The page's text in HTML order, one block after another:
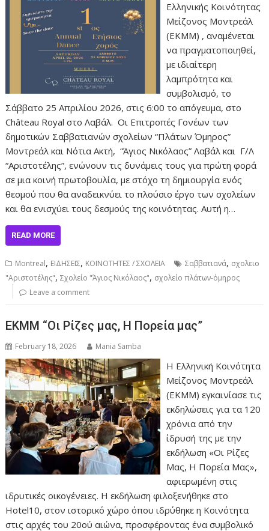
Ελληνικής Κοινότητας
Μείζονος Μοντρεάλ
(ΕΚΜΜ) , αναμένεται
να πραγματοποιηθεί,
με ιδιαίτερη
λαμπρότητα και
συμβολισμό, το
Σάββατο 25 Απριλίου 2026, στις 6:00 το απόγευμα, στο
Château Royal στο Λαβάλ. Οι Επιτροπές Γονέων των
δημοτικών Σαββατιανών σχολείων “Πλάτων Όμηρος”
Μοντρεάλ και Νότια Ακτή, “Άγιος Νικόλαος” Λαβάλ και Γ/Λ
“Αριστοτέλης”, ενώνουν τις δυνάμεις τους για πρώτη φορά
σε μια κοινή πρωτοβουλία, με στόχο τη δημιουργία ενός
θεσμού που θα αναδεικνύει το πλούσιο έργο των σχολείων
και θα ενισχύει τους δεσμούς της κοινότητας. Αυτή η…
READ MORE
Montreal, ΕΙΔΗΣΕΙΣ, ΚΟΙΝΟΤΗΤΕΣ / ΣΧΟΛΕΙΑ Σαββατιανά, σχολειο
"Αριστοτέλης",Σχολείο "Άγιος Νικόλαος", σχολείο πλάτων-όμηρος
Leave a comment
ΕΚΜΜ “Οι Ρίζες μας, Η Πορεία μας”
February 18, 2026 Mania Samba
Η Ελληνική Κοινότητα
Μείζονος Μοντρεάλ
(ΕΚΜΜ) εγκαινίασε τις
εκδηλώσεις για τα 120
χρόνια από την
ίδρυσή της με την
εκδήλωση «Οι Ρίζες
Μας, Η Πορεία Μας»,
αφιερωμένη στις
ιδρυτικές οικογένειες. Η εκδήλωση φιλοξενήθηκε στο
Hotel10, στον ιστορικό χώρο όπου ιδρύθηκε η Κοινότητα
στις αρχές του 20ού αιώνα, προσφέροντας ένα συμβολικό